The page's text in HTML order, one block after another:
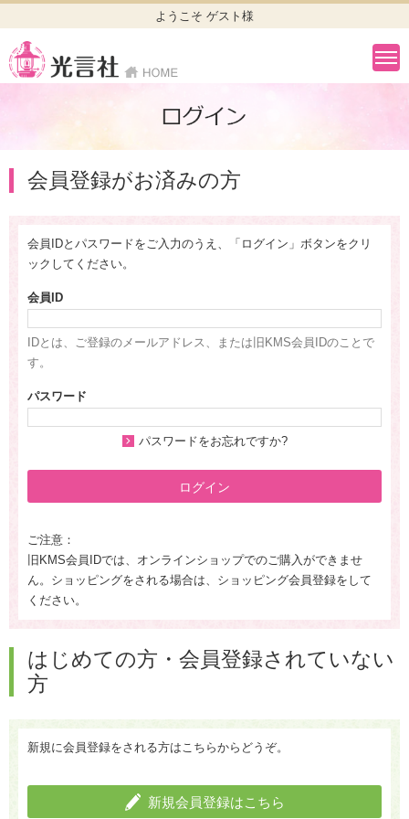
ようこそ ゲスト様
会員登録がお済みの方
会員IDとパスワードをご入力のうえ、「ログイン」ボタンをクリ
ックしてください。
会員ID
IDとは、ご登録のメールアドレス、または旧KMS会員IDのことで
す。
パスワード
パスワードをお忘れですか?
ログイン
ご注意：
旧KMS会員IDでは、オンラインショップでのご購入ができませ
ん。ショッピングをされる場合は、ショッピング会員登録をして
ください。
はじめての方・会員登録されていない
方
新規に会員登録をされる方はこちらからどうぞ。
新規会員登録はこちら